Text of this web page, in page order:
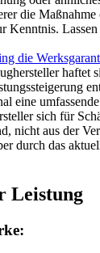
die
Kenntnis.
die
haftet
eine
sich für
nicht aus der
durch das
Leistung